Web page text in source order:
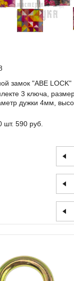
замок "ABE LOCK"
3 ключа,
дужки 4мм,
шт. 590 руб.